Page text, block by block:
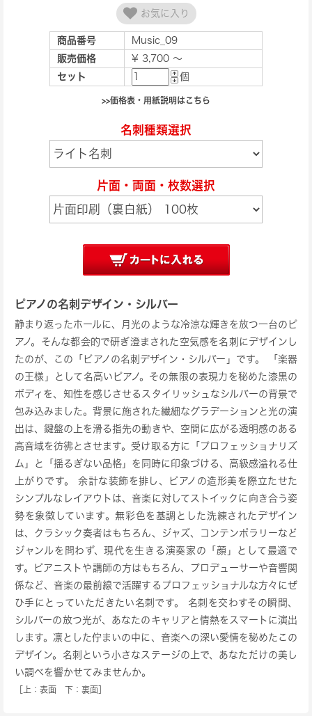
お気に入り
商品番号
Music_09
販売価格
¥ 3,700 ～
セット
個
>>価格表・用紙説明はこちら
名刺種類選択
片面・両面・枚数選択
ピアノの名刺デザイン・シルバー
静まり返ったホールに、月光のような冷涼な輝きを放つ一台のピ
アノ。そんな都会的で研ぎ澄まされた空気感を名刺にデザインし
たのが、この「ピアノの名刺デザイン・シルバー」です。 「楽器
の王様」として名高いピアノ。その無限の表現力を秘めた漆黒の
ボディを、知性を感じさせるスタイリッシュなシルバーの背景で
包み込みました。背景に施された繊細なグラデーションと光の演
出は、鍵盤の上を滑る指先の動きや、空間に広がる透明感のある
高音域を彷彿とさせます。受け取る方に「プロフェッショナリズ
ム」と「揺るぎない品格」を同時に印象づける、高級感溢れる仕
上がりです。 余計な装飾を排し、ピアノの造形美を際立たせた
シンプルなレイアウトは、音楽に対してストイックに向き合う姿
勢を象徴しています。無彩色を基調とした洗練されたデザイン
は、クラシック奏者はもちろん、ジャズ、コンテンポラリーなど
ジャンルを問わず、現代を生きる演奏家の「顔」として最適で
す。ピアニストや講師の方はもちろん、プロデューサーや音響関
係など、音楽の最前線で活躍するプロフェッショナルな方々にぜ
ひ手にとっていただきたい名刺です。 名刺を交わすその瞬間、
シルバーの放つ光が、あなたのキャリアと情熱をスマートに演出
します。凛とした佇まいの中に、音楽への深い愛情を秘めたこの
デザイン。名刺という小さなステージの上で、あなただけの美し
い調べを響かせてみませんか。
［上：表面 下：裏面］